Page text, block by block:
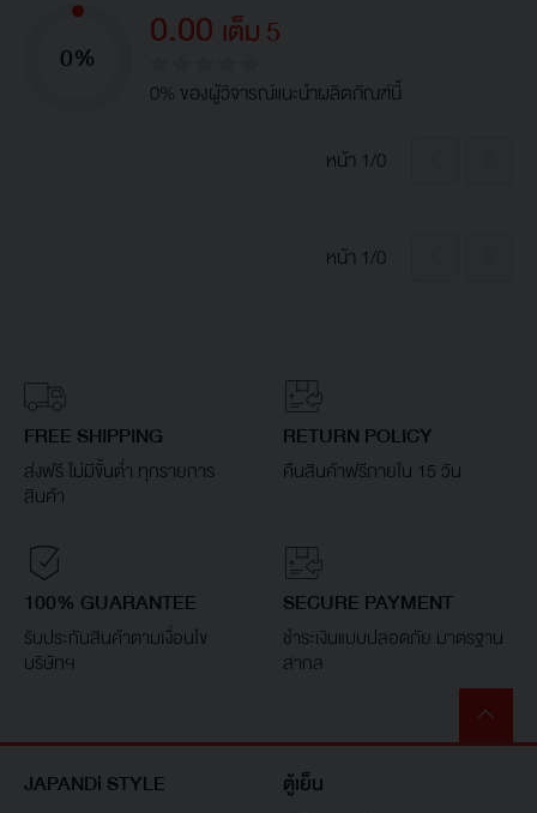
0% 0.00 เต็ม 5
0% ของผู้วิจารณ์แนะนำผลิตภัณฑ์นี้
หน้า 1/0
หน้า 1/0
FREE SHIPPING
ส่งฟรี ไม่มีขั้นต่ำ ทุกรายการ
สินค้า
RETURN POLICY
คืนสินค้าฟรีภายใน 15 วัน
100% GUARANTEE
รับประกันสินค้าตามเงื่อนไข
บริษัทฯ
SECURE PAYMENT
ชำระเงินแบบปลอดภัย มาตรฐาน
สากล
JAPANDi STYLE ตู้เย็น